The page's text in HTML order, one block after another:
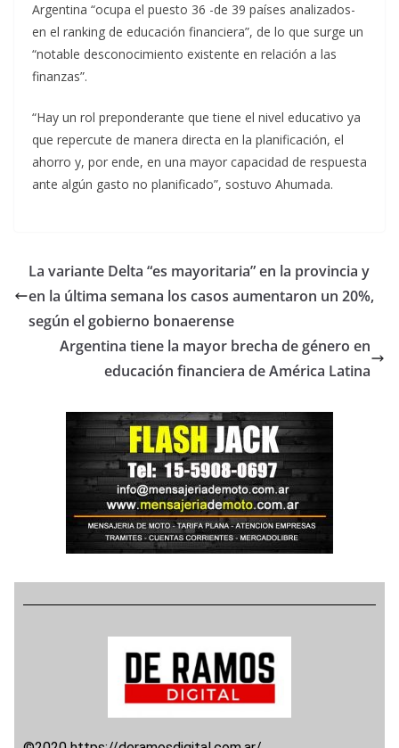
Argentina “ocupa el puesto 36 -de 39 países analizados-
en el ranking de educación financiera”, de lo que surge un
“notable desconocimiento existente en relación a las
finanzas”.
“Hay un rol preponderante que tiene el nivel educativo ya
que repercute de manera directa en la planificación, el
ahorro y, por ende, en una mayor capacidad de respuesta
ante algún gasto no planificado”, sostuvo Ahumada.
La variante Delta “es mayoritaria” en la provincia y
en la última semana los casos aumentaron un 20%,
según el gobierno bonaerense
Argentina tiene la mayor brecha de género en
educación financiera de América Latina